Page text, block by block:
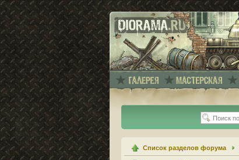
Список разделов форума